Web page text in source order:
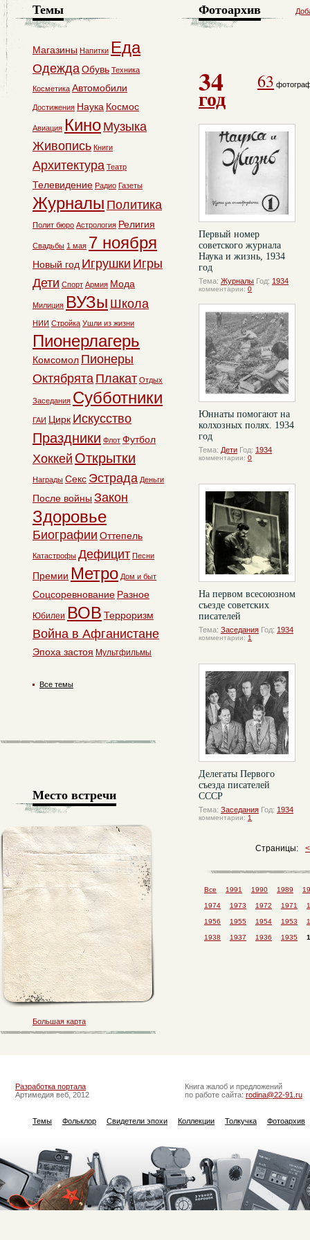
Фотоархив
34
год
63
Первый номер
советского журнала
Наука и жизнь, 1934
год
Тема: Журналы Год: 1934
комментарии: 0
Юннаты помогают на
колхозных полях. 1934
год
Тема: Дети Год: 1934
комментарии: 0
На первом всесоюзном
съезде советских
писателей
Тема: Заседания Год: 1934
комментарии: 1
Делегаты Первого
съезда писателей
СССР
Тема: Заседания Год: 1934
комментарии: 1
Страницы:
Все 1991 1990 1989
1974 1973 1972 1971
1956 1955 1954 1953
1938 1937 1936 1935
Темы
Магазины Напитки Еда
ОдеждаОбувь Техника
Косметика Автомобили
Достижения Наука Космос
Авиация Кино Музыка
Живопись Книги
Архитектура Театр
Телевидение Радио Газеты
Журналы Политика
Полит бюро Астрология Религия
Свадьбы 1 мая 7 ноября
Новый год Игрушки Игры
Дети Спорт Армия Мода
Милиция ВУЗы Школа
НИИ Стройка Ушли из жизни
Пионерлагерь
Комсомол Пионеры
Октябрята Плакат Отдых
Заседания Субботники
ГАИ Цирк Искусство
Праздники Флот Футбол
Хоккей Открытки
Награды Секс Эстрада Деньги
После войны Закон
Здоровье
Биографии Оттепель
Катастрофы Дефицит Песни
Премии Метро Дом и быт
Соцсоревнование Разное
Юбилеи ВОВ Терроризм
Война в Афганистане
Эпоха застоя Мультфильмы
Все темы
Место встречи
Большая карта
Разработка портала
Артимедия веб, 2012
Книга жалоб и предложений
по работе сайта: rodina@22-91.ru
Темы Фольклор Свидетели эпохи Коллекции Толкучка Фотоархив